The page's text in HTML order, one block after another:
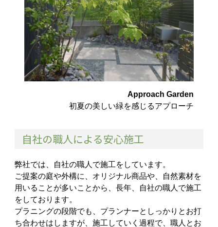
Approach Garden
初夏の美しい緑を感じるアプローチ
自社の職人による安心施工
弊社では、自社の職人で施工をしています。
ご提案の庭や外構に、オリジナル商品や、自然素材を
用いることが多いことから、長年、自社の職人で施工
をしております。
プラニングの段階でも、プランナーとしっかりとお打
ち合わせはしますが、施工していく過程で、職人とお